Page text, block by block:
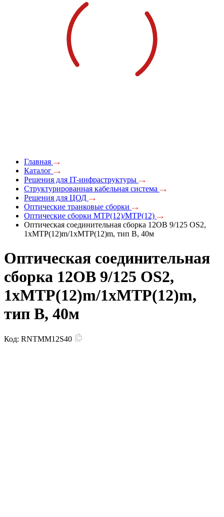
Главная
Каталог
Решения для IT-инфраструктуры
Структурированная кабельная система
Решения для ЦОД
Оптические транковые сборки
Оптические сборки MTP(12)/MTP(12)
Оптическая соединительная сборка 12ОВ 9/125 OS2,
1xMTP(12)m/1xMTP(12)m, тип B, 40м
Оптическая соединительная
сборка 12ОВ 9/125 OS2,
1xMTP(12)m/1xMTP(12)m,
тип B, 40м
Код: RNTMM12S40